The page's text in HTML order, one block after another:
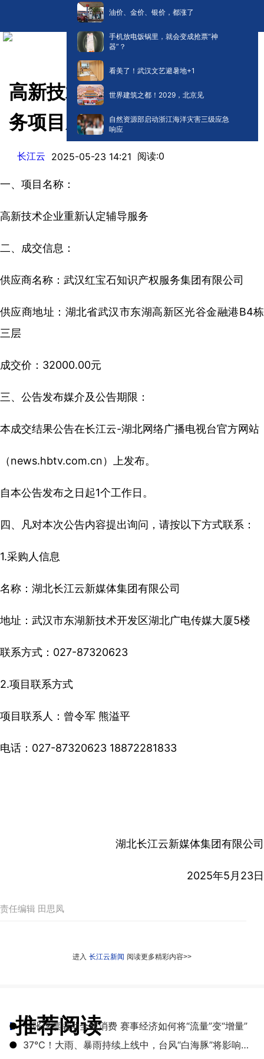
油价、金价、银价，都涨了
手机放电饭锅里，就会变成抢票“神
器”？
看美了！武汉文艺避暑地+1
世界建筑之都！2029，北京见
自然资源部启动浙江海洋灾害三级应急
响应
高新技术企业重新认定辅导服
务项目成交结果公告
长江云 2025-05-23 14:21 阅读:0
一、项目名称：
高新技术企业重新认定辅导服务
二、成交信息：
供应商名称：武汉红宝石知识产权服务集团有限公司
供应商地址：湖北省武汉市东湖高新区光谷金融港B4栋
三层
成交价：32000.00元
三、公告发布媒介及公告期限：
本成交结果公告在长江云-湖北网络广播电视台官方网站
（news.hbtv.com.cn）上发布。
自本公告发布之日起1个工作日。
四、凡对本次公告内容提出询问，请按以下方式联系：
1.采购人信息
名称：湖北长江云新媒体集团有限公司
地址：武汉市东湖新技术开发区湖北广电传媒大厦5楼
联系方式：027-87320623
2.项目联系方式
项目联系人：曾令军 熊溢平
电话：027-87320623 18872281833
湖北长江云新媒体集团有限公司
2025年5月23日
责任编辑 田思凤
进入 长江云新闻 阅读更多精彩内容>>
推荐阅读
● 一张球票撬动全城消费 赛事经济如何将“流量”变“增量”
●
​37℃！大雨、暴雨持续上线中，台风“白海豚”将影响湖北